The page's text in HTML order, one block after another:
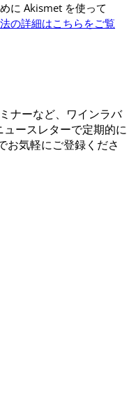
に Akismet を使って
の詳細はこちらをご覧
ナーなど、ワインラバ
ースレターで定期的に
お気軽にご登録くださ